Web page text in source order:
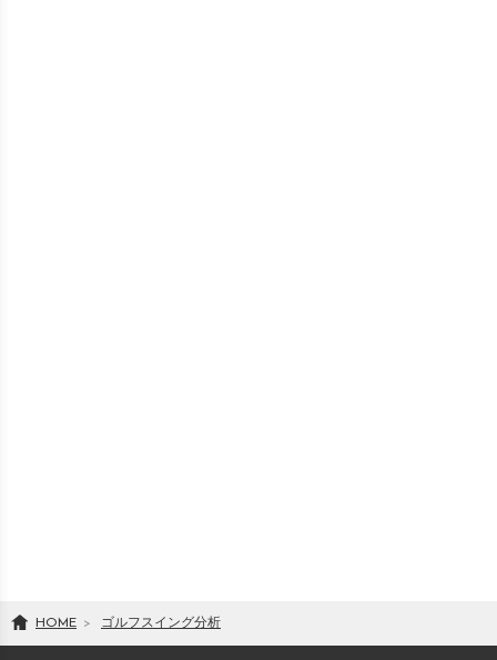
HOME ゴルフスイング分析